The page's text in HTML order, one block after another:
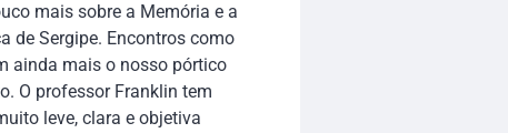
mais sobre a Memória e a
de Sergipe. Encontros como
ainda mais o nosso pórtico
O professor Franklin tem
leve, clara e objetiva